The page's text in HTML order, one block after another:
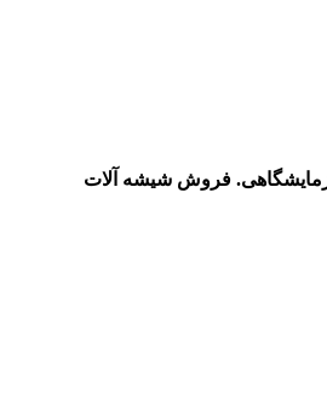
آزمایشگاهی. فروش شیشه آلات